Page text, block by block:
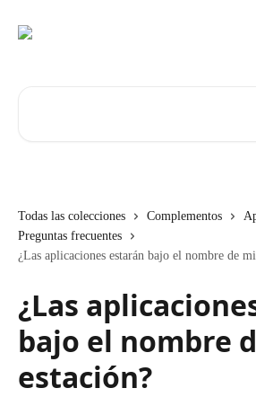
Todas las colecciones Complementos
Preguntas frecuentes
¿Las aplicaciones estarán bajo el nombre de
¿Las
bajo el nombre
estación?